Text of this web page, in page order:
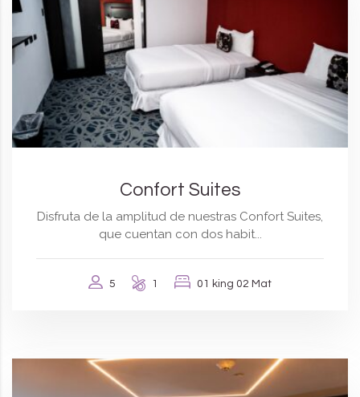
Confort Suites
Disfruta de la amplitud de nuestras Confort Suites,
que cuentan con dos habit...
5 1 01 king 02 Mat